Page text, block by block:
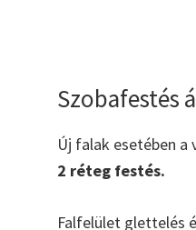
Szobafestés
Új falak esetében a
2 réteg festés.
Falfelület glettelés